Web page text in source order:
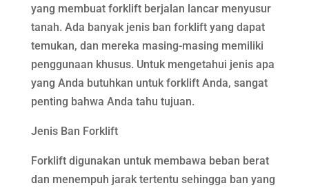
yang membuat forklift berjalan lancar menyusur
tanah. Ada banyak jenis ban forklift yang dapat
temukan, dan mereka masing-masing memiliki
penggunaan khusus. Untuk mengetahui jenis apa
yang Anda butuhkan untuk forklift Anda, sangat
penting bahwa Anda tahu tujuan.
Jenis Ban Forklift
Forklift digunakan untuk membawa beban berat
dan menempuh jarak tertentu sehingga ban yang